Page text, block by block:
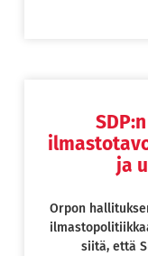
ja
Orpon
siitä, että